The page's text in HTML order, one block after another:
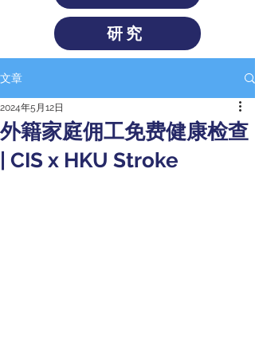
研究
文章
外籍家庭佣工免费健康检查
| CIS x HKU Stroke
2024年5月12日